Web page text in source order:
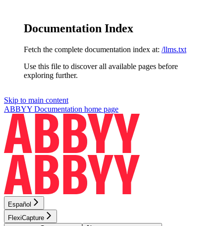
Documentation Index
Fetch the complete documentation index at: /llms.txt
Use this file to discover all available pages before
exploring further.
Skip to main content
ABBYY Documentation home page
Español
FlexiCapture